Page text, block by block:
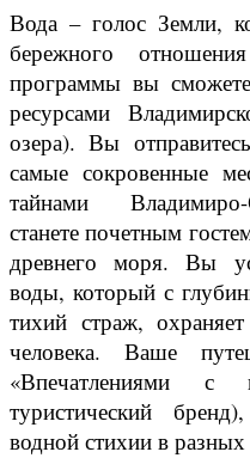
Вода – голос Земли,
бережного
программы вы
ресурсами
озера). Вы
самые сокровенные
тайнами Владимиро-
станете почетным
древнего моря. Вы
воды, который с
тихий страж,
человека. Ваше
«Впечатлениями с
туристический
водной стихии в